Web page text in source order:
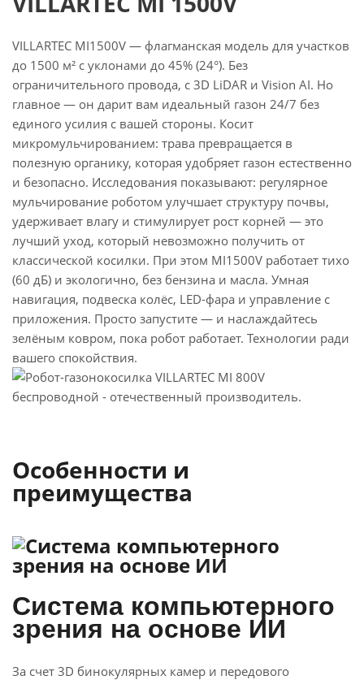
VILLARTEC MI1500V — флагманская модель для участков
до 1500 м² с уклонами до 45% (24°). Без
ограничительного провода, с 3D LiDAR и Vision AI. Но
главное — он дарит вам идеальный газон 24/7 без
единого усилия с вашей стороны. Косит
микромульчированием: трава превращается в
полезную органику, которая удобряет газон естественно
и безопасно. Исследования показывают: регулярное
мульчирование роботом улучшает структуру почвы,
удерживает влагу и стимулирует рост корней — это
лучший уход, который невозможно получить от
классической косилки. При этом MI1500V работает тихо
(60 дБ) и экологично, без бензина и масла. Умная
навигация, подвеска колёс, LED-фара и управление с
приложения. Просто запустите — и наслаждайтесь
зелёным ковром, пока робот работает. Технологии ради
вашего спокойствия.
Особенности и
преимущества
Система компьютерного
зрения на основе ИИ
За счет 3D бинокулярных камер и передового